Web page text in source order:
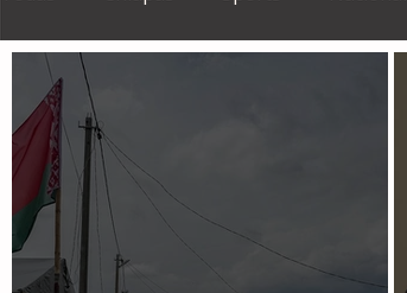
El Sie7e
Grupo Financiero Continental